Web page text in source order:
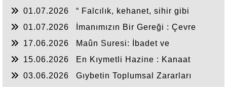
01.07.2026
“ Falcılık, kehanet, sihir gibi
01.07.2026
İmanımızın Bir Gereği : Çevre
17.06.2026
Maûn Suresi: İbadet ve
15.06.2026
En Kıymetli Hazine : Kanaat
03.06.2026
Gıybetin Toplumsal Zararları